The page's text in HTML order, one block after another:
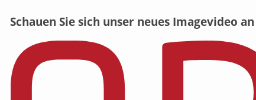
Schauen Sie sich unser neues Imagevideo an